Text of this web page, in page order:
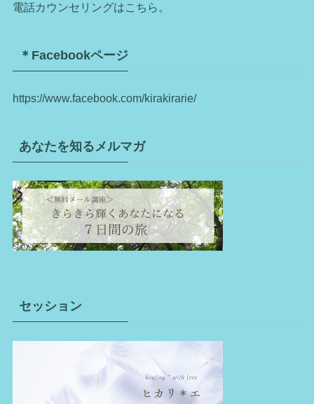
電話カウンセリングはこちら。
＊Facebookページ
https://www.facebook.com/kirakirarie/
あなたを知るメルマガ
セッション